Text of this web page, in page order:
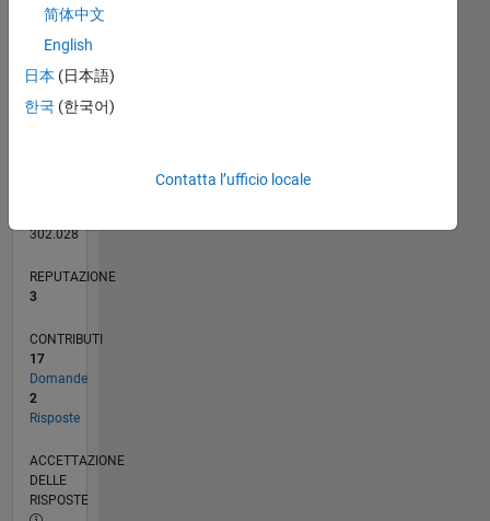
1
L
12/13
04/15
08/16
12/17
04/19
08/20
12/21
04/23
08/24
12/25
06/15
12/16
06/18
12/19
06/21
12/22
06/24
09/15
06/17
03/19
12/20
09/22
03/26
CRONOLOGIA
302.028
REPUTAZIONE
3
CONTRIBUTI
17
Domande
2
Risposte
ACCETTAZIONE
DELLE
RISPOSTE
简体中文
English
日本 (日本語)
한국 (한국어)
Contatta l’ufficio locale